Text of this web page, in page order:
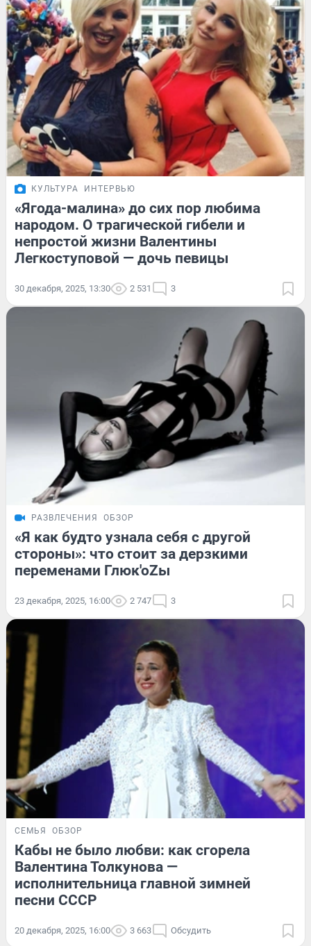
КУЛЬТУРА ИНТЕРВЬЮ
«Ягода-малина» до сих пор любима
народом. О трагической гибели и
непростой жизни Валентины
Легкоступовой — дочь певицы
30 декабря, 2025, 13:30 2 531 3
РАЗВЛЕЧЕНИЯ ОБЗОР
«Я как будто узнала себя с другой
стороны»: что стоит за дерзкими
переменами Глюк'оZы
23 декабря, 2025, 16:00 2 747 3
СЕМЬЯ ОБЗОР
Кабы не было любви: как сгорела
Валентина Толкунова —
исполнительница главной зимней
песни СССР
20 декабря, 2025, 16:00 3 663 Обсудить